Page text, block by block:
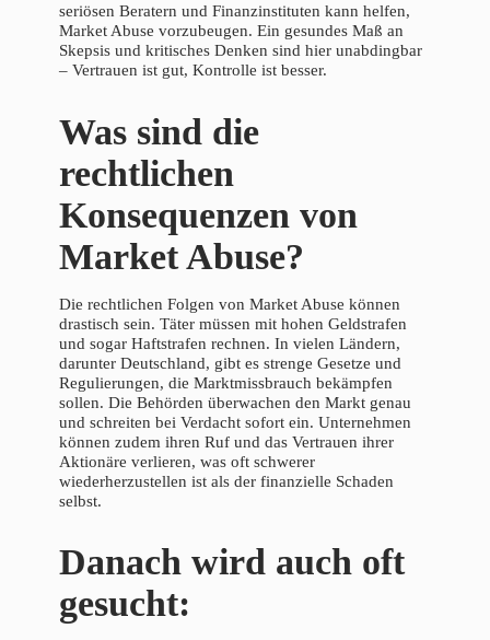
seriösen Beratern und Finanzinstituten kann helfen,
Market Abuse vorzubeugen. Ein gesundes Maß an
Skepsis und kritisches Denken sind hier unabdingbar
– Vertrauen ist gut, Kontrolle ist besser.
Was sind die
rechtlichen
Konsequenzen von
Market Abuse?
Die rechtlichen Folgen von Market Abuse können
drastisch sein. Täter müssen mit hohen Geldstrafen
und sogar Haftstrafen rechnen. In vielen Ländern,
darunter Deutschland, gibt es strenge Gesetze und
Regulierungen, die Marktmissbrauch bekämpfen
sollen. Die Behörden überwachen den Markt genau
und schreiten bei Verdacht sofort ein. Unternehmen
können zudem ihren Ruf und das Vertrauen ihrer
Aktionäre verlieren, was oft schwerer
wiederherzustellen ist als der finanzielle Schaden
selbst.
Danach wird auch oft
gesucht: